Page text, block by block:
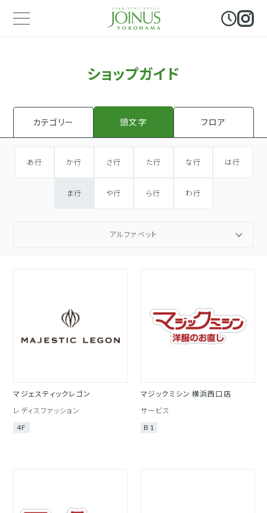
ショップガイド
カテゴリー 頭文字 フロア
あ行 か行 さ行 た行 な行 は行
ま行 や行 ら行 わ行
アルファベット
マジェスティックレゴン
レディスファッション
4F
マジックミシン 横浜西口店
サービス
B1